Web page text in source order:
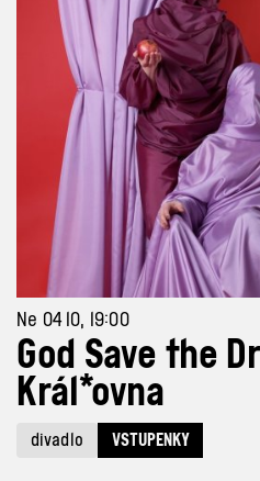
Ne 04 10, 19:00
God Save the
Král*ovna
divadlo VSTUPENKY